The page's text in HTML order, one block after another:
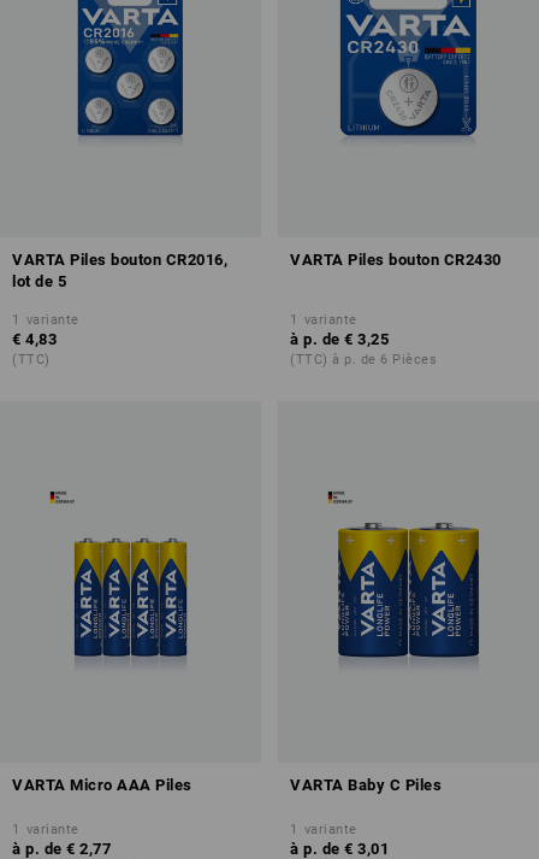
VARTA Piles bouton CR2016,
lot de 5
1 variante
€ 4,83
(TTC)
VARTA Piles bouton CR2430
1 variante
à p. de € 3,25
(TTC) à p. de 6 Pièces
VARTA Micro AAA Piles
1 variante
à p. de € 2,77
VARTA Baby C Piles
1 variante
à p. de € 3,01